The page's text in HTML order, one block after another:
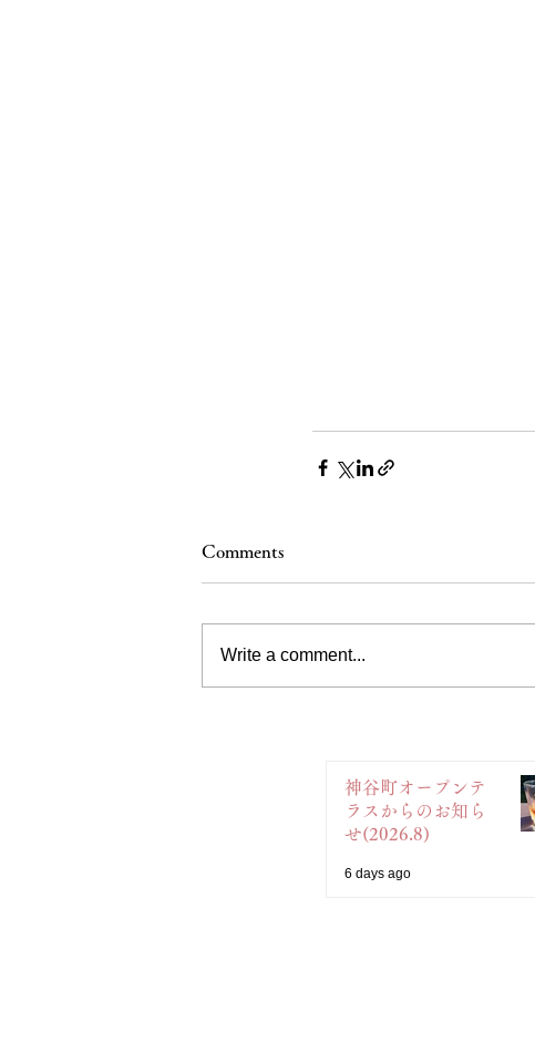
Comments
Write a comment...
神谷町オープンテ
ラスからのお知ら
せ(2026.8)
6 days ago